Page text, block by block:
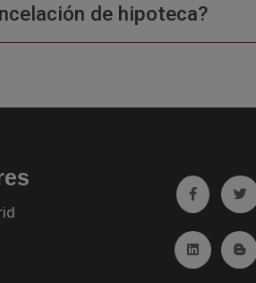
de hipoteca?
Ir a Ir
Ir a Ir